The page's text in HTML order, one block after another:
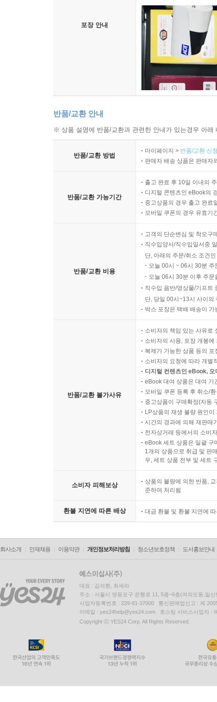
포장 안내
반품/교환 안내
※ 상품 설명에 반품/교환과 관련한 안내가 있는경우 아
반품/교환 방법
마이페이지 > 반품/교환 신
판매자 배송 상품은 판매자
반품/교환 가능기간
출고 완료 후 10일 이내의
디지털 콘텐츠인 eBook의
중고상품의 경우 출고 완료
모바일 쿠폰의 경우 유효기
반품/교환 비용
고객의 단순변심 및 착오구
직수입양서/직수입일서중
단, 아래의 주문/취소 조건
오늘 00시 ~ 06시 30분
오늘 06시 30분 이후 주
직수입 음반/영상물/기프트
단, 당일 00시~13시 사이의
박스 포장은 택배 배송이
반품/교환 불가사유
소비자의 책임 있는 사유로
소비자의 사용, 포장 개봉
복제가 가능한 상품 등의
소비자의 요청에 따라 개별
디지털 컨텐츠인 eBook,
eBook 대여 상품은 대여 기
모바일 쿠폰 등록 후 취소/
중고상품이 구매확정(자동
LP상품의 재생 불량 원인
시간의 경과에 의해 재판매
전자상거래 등에서의 소비
eBook 세트 상품은 일괄 구
1개의 상품으로 취급 및 판
우, 세트 상품 전부 및 세트
소비자 피해보상
상품의 불량에 의한 반품,
준하여 처리됨
환불 지연에 따른 배상 대금 환불 및 환불 지연에
회사소개 인재채용 이용약관 개인정보처리방침 청소년보호정책 도서홍보안내
대표 : 김석환, 최세라
주소 : 서울시 영등포구 은행로 11, 5층~6층(여의도동,일신
사업자등록번호 : 229-81-37000 통신판매업신고 : 제
이메일 : yes24help@yes24.com 호스팅 서비스사업자 :
Copyright ⓒ YES24 Corp. All Rights Reserved.